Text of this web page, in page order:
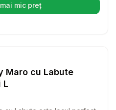
mic preț
(se deschide într-o filă nouă)
Paturi si Perne Pisici
Maro cu Labute
L